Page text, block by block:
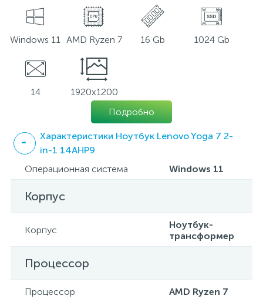
Windows 11 AMD Ryzen 7 16 Gb 1024 Gb
14
1920x1200
Подробно
Характеристики Ноутбук Lenovo Yoga 7 2-
in-1 14AHP9
Операционная система
Windows 11
Корпус
Корпус
Ноутбук-
трансформер
Процессор
Процессор AMD Ryzen 7